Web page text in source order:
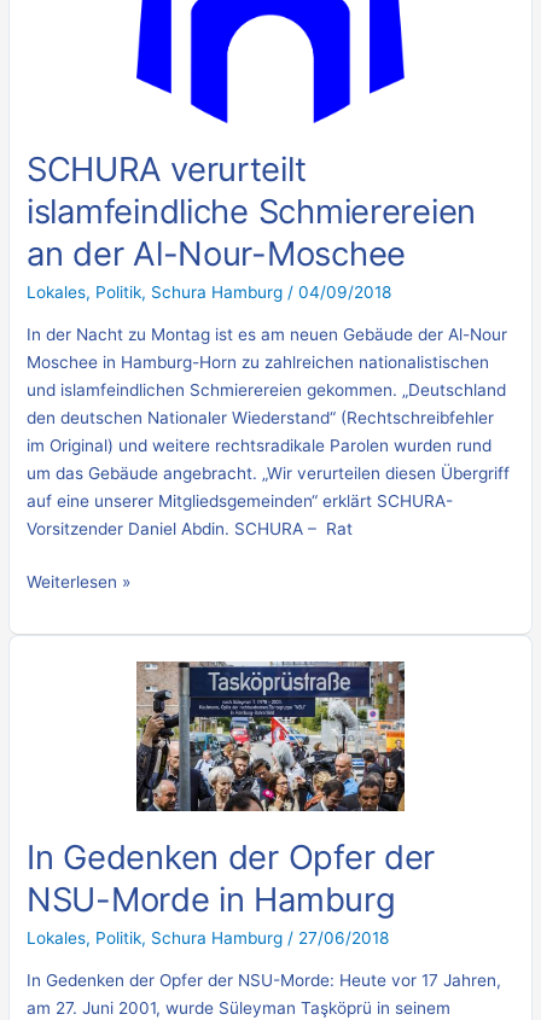
SCHURA verurteilt
islamfeindliche Schmierereien
an der Al-Nour-Moschee
Lokales, Politik, Schura Hamburg /04/09/2018
In der Nacht zu Montag ist es am neuen Gebäude der Al-Nour
Moschee in Hamburg-Horn zu zahlreichen nationalistischen
und islamfeindlichen Schmierereien gekommen. „Deutschland
den deutschen Nationaler Wiederstand“ (Rechtschreibfehler
im Original) und weitere rechtsradikale Parolen wurden rund
um das Gebäude angebracht. „Wir verurteilen diesen Übergriff
auf eine unserer Mitgliedsgemeinden“ erklärt SCHURA-
Vorsitzender Daniel Abdin. SCHURA – Rat
Weiterlesen »
In Gedenken der Opfer der
NSU-Morde in Hamburg
Lokales, Politik, Schura Hamburg / 27/06/2018
In Gedenken der Opfer der NSU-Morde: Heute vor 17 Jahren,
am 27. Juni 2001, wurde Süleyman Taşköprü in seinem
Morde
in
Hamburg